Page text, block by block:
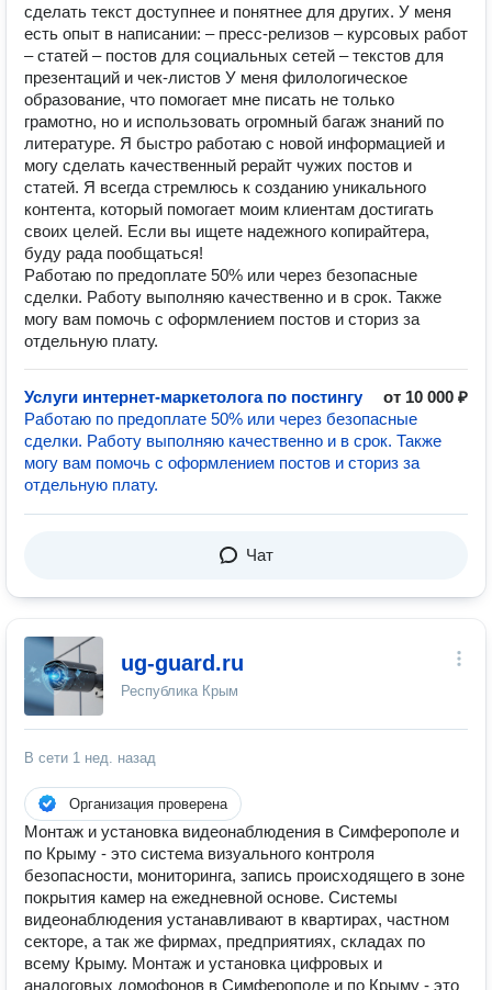
сделать текст доступнее и понятнее для других. У меня
есть опыт в написании: – пресс-релизов – курсовых работ
– статей – постов для социальных сетей – текстов для
презентаций и чек-листов У меня филологическое
образование, что помогает мне писать не только
грамотно, но и использовать огромный багаж знаний по
литературе. Я быстро работаю с новой информацией и
могу сделать качественный рерайт чужих постов и
статей. Я всегда стремлюсь к созданию уникального
контента, который помогает моим клиентам достигать
своих целей. Если вы ищете надежного копирайтера,
буду рада пообщаться!
Работаю по предоплате 50% или через безопасные
сделки. Работу выполняю качественно и в срок. Также
могу вам помочь с оформлением постов и сториз за
отдельную плату.
Услуги интернет-маркетолога по постингу
от 10 000 ₽
Работаю по предоплате 50% или через безопасные
сделки. Работу выполняю качественно и в срок. Также
могу вам помочь с оформлением постов и сториз за
отдельную плату.
Чат
ug-guard.ru
Республика Крым
В сети 1 нед. назад
Организация проверена
Монтаж и установка видеонаблюдения в Симферополе и
по Крыму - это система визуального контроля
безопасности, мониторинга, запись происходящего в зоне
покрытия камер на ежедневной основе. Системы
видеонаблюдения устанавливают в квартирах, частном
секторе, а так же фирмах, предприятиях, складах по
всему Крыму. Монтаж и установка цифровых и
аналоговых домофонов в Симферополе и по Крыму - это